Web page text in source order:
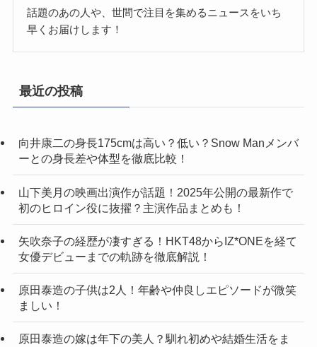
話題のあの人や、世間で注目を集めるニュースをいち
早くお届けします！
最近の投稿
向井康二の身長175cmは高い？低い？Snow Manメンバ
ーとの身長差や体型を徹底比較！
山下美月の映画出演作が話題！2025年公開の最新作で
初のヒロイン役に抜擢？主演作品まとめも！
矢吹奈子の経歴が凄すぎる！HKT48からIZ*ONEを経て
女優デビューまでの軌跡を徹底解説！
原田泰造の子供は2人！年齢や仲良しエピソードが微笑
ましい！
原田泰造の嫁は年下の美人？馴れ初めや結婚生活をま